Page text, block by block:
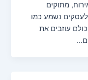
מתוקים
לעסקים נשמע כמו
עוזבים את